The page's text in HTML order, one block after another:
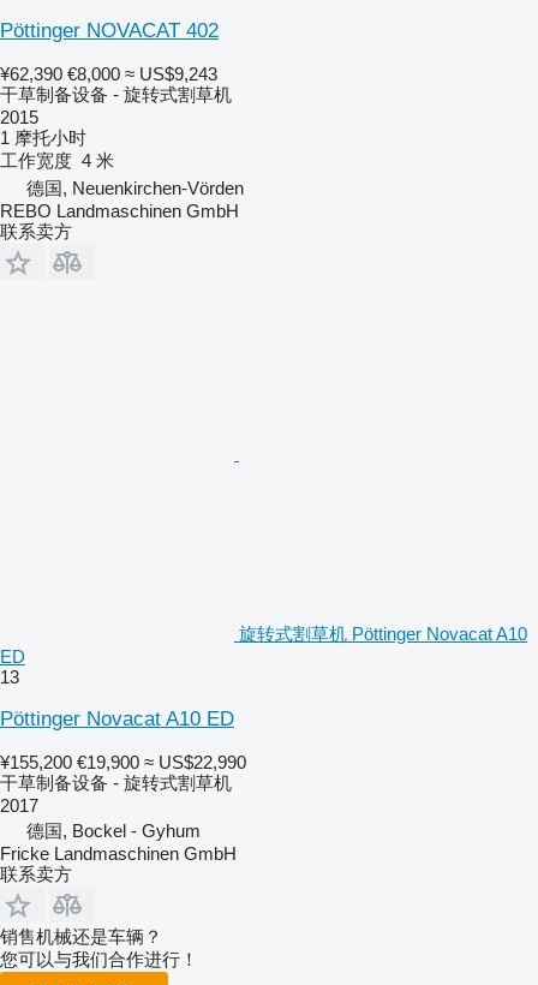
Pöttinger NOVACAT 402
¥62,390 €8,000 ≈ US$9,243
干草制备设备 - 旋转式割草机
2015
1 摩托小时
工作宽度 4 米
德国, Neuenkirchen-Vörden
REBO Landmaschinen GmbH
联系卖方
旋转式割草机 Pöttinger Novacat A10
ED
13
Pöttinger Novacat A10 ED
¥155,200 €19,900 ≈ US$22,990
干草制备设备 - 旋转式割草机
2017
德国, Bockel - Gyhum
Fricke Landmaschinen GmbH
联系卖方
销售机械还是车辆？
您可以与我们合作进行！